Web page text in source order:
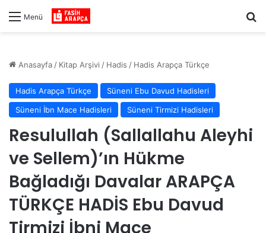
Menü
Anasayfa / Kitap Arşivi / Hadis / Hadis Arapça Türkçe
Hadis Arapça Türkçe
Süneni Ebu Davud Hadisleri
Süneni İbn Mace Hadisleri
Süneni Tirmizi Hadisleri
Resulullah (Sallallahu Aleyhi
ve Sellem)’ın Hükme
Bağladığı Davalar ARAPÇA
TÜRKÇE HADİS Ebu Davud
Tirmizi İbni Mace